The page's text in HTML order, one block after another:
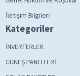
İletişim Bilgileri
Kategoriler
İNVERTERLER
GÜNEŞ PANELLERİ